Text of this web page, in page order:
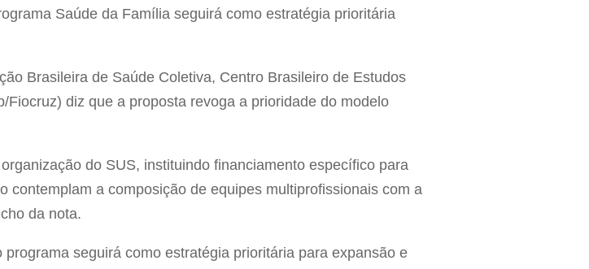
Saúde da Família seguirá como estratégia prioritária
Brasileira de Saúde Coletiva, Centro Brasileiro de Estudos
diz que a proposta revoga a prioridade do modelo
do SUS, instituindo financiamento específico para
contemplam a composição de equipes multiprofissionais com a
da nota.
seguirá como estratégia prioritária para expansão e